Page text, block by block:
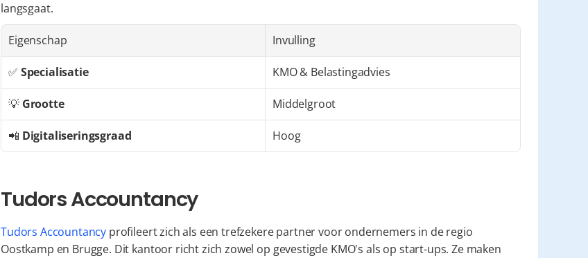
langsgaat.
Eigenschap Invulling
✅ Specialisatie KMO & Belastingadvies
💡 Grootte Middelgroot
📲 Digitaliseringsgraad Hoog
Tudors Accountancy
Tudors Accountancy profileert zich als een trefzekere partner voor ondernemers in de regio
Oostkamp en Brugge. Dit kantoor richt zich zowel op gevestigde KMO's als op start-ups. Ze maken